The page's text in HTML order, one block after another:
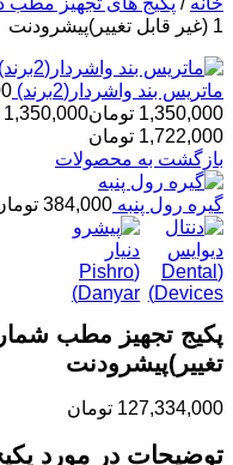
1 (غیر قابل تغییر)پیشرودنت
ماتریس بند واشردار(2برند)
1,350,000 تومان
1,722,000 تومان
بازگشت به محصولات
گیره رول پنبه 384,000
تغییر)پیشرودنت
127,334,000 تومان
توضیحات در مورد